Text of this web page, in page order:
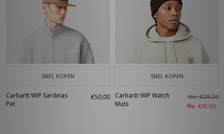
SNEL KOPEN
Carhartt WIP Sardinas
Pet
€50,00
SNEL KOPEN
Carhartt WIP Watch
Muts
Was€25,00
Nu €16,00